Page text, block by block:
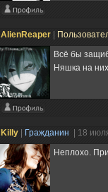
AlienReaper
Всё бы
Няшка на
Killy Гражданин
| 18
Неплохо.